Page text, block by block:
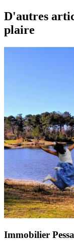
D'autres
plaire
Immobilier